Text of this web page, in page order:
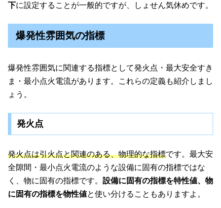
下に設定することが一般的ですが、しょせん気休めです。
爆発性雰囲気の指標
爆発性雰囲気に関連する指標として発火点・最大安全すき
ま・最小点火電流があります。これらの定義も紹介しまし
ょう。
発火点
発火点は引火点と関連のある、物理的な指標です。最大安
全隙間・最小点火電流のような設備に固有の指標ではな
く、物に固有の指標です。 設備に固有の指標を特性値、物
に固有の指標を物性値と使い分けることもありますよ。